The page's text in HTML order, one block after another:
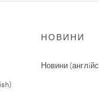
НОВИНИ
Новини